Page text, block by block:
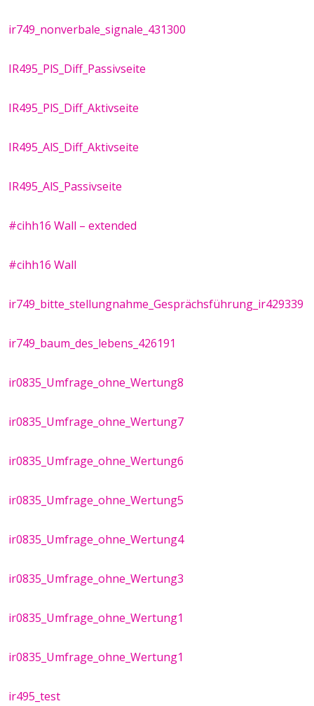
ir749_nonverbale_signale_431300
IR495_PlS_Diff_Passivseite
IR495_PlS_Diff_Aktivseite
IR495_AlS_Diff_Aktivseite
IR495_AlS_Passivseite
#cihh16 Wall – extended
#cihh16 Wall
ir749_bitte_stellungnahme_Gesprächsführung_ir429339
ir749_baum_des_lebens_426191
ir0835_Umfrage_ohne_Wertung8
ir0835_Umfrage_ohne_Wertung7
ir0835_Umfrage_ohne_Wertung6
ir0835_Umfrage_ohne_Wertung5
ir0835_Umfrage_ohne_Wertung4
ir0835_Umfrage_ohne_Wertung3
ir0835_Umfrage_ohne_Wertung1
ir0835_Umfrage_ohne_Wertung1
ir495_test